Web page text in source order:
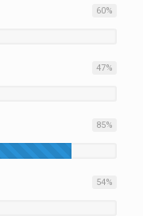
60%
47%
85%
54%